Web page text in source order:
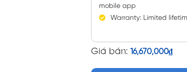
mobile app
Warranty: Limited
Giá bán: 16,670,000₫